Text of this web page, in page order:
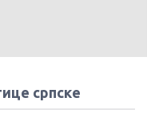
српске